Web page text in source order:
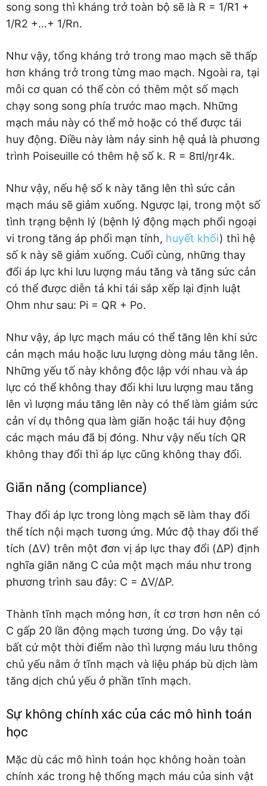
song song thì kháng trở toàn bộ sẽ là R = 1/R1 +
1/R2 +…+ 1/Rn.
Như vậy, tổng kháng trở trong mao mạch sẽ thấp
hơn kháng trở trong từng mao mạch. Ngoài ra, tại
mỗi cơ quan có thể còn có thêm một số mạch
chạy song song phía trước mao mạch. Những
mạch máu này có thể mở hoặc có thể được tái
huy động. Điều này làm nảy sinh hệ quả là phương
trình Poiseuille có thêm hệ số k. R = 8πl/ŋr4k.
Như vậy, nếu hệ số k này tăng lên thì sức cản
mạch máu sẽ giảm xuống. Ngược lại, trong một số
tình trạng bệnh lý (bệnh lý động mạch phổi ngoại
vi trong tăng áp phổi mạn tính, huyết khối) thì hệ
số k này sẽ giảm xuống. Cuối cùng, những thay
đổi áp lực khi lưu lượng máu tăng và tăng sức cản
có thể được diễn tả khi tái sắp xếp lại định luật
Ohm như sau: Pi = QR + Po.
Như vậy, áp lực mạch máu có thể tăng lên khi sức
cản mạch máu hoặc lưu lượng dòng máu tăng lên.
Những yếu tố này không độc lập với nhau và áp
lực có thể không thay đổi khi lưu lượng mau tăng
lên vì lượng máu tăng lên này có thể làm giảm sức
cản ví dụ thông qua làm giãn hoặc tái huy động
các mạch máu đã bị đóng. Như vậy nếu tích QR
không thay đổi thì áp lực cũng không thay đổi.
Giãn năng (compliance)
Thay đổi áp lực trong lòng mạch sẽ làm thay đổi
thể tích nội mạch tương ứng. Mức độ thay đổi thể
tích (ΔV) trên một đơn vị áp lực thay đổi (ΔP) định
nghĩa giãn năng C của một mạch máu như trong
phương trình sau đây: C = ΔV/ΔP.
Thành tĩnh mạch mỏng hơn, ít cơ trơn hơn nên có
C gấp 20 lần động mạch tương ứng. Do vậy tại
bất cứ một thời điểm nào thì lượng máu lưu thông
chủ yếu nằm ở tĩnh mạch và liệu pháp bù dịch làm
tăng dịch chủ yếu ở phần tĩnh mạch.
Sự không chính xác của các mô hình toán
học
Mặc dù các mô hình toán học không hoàn toàn
chính xác trong hệ thống mạch máu của sinh vật